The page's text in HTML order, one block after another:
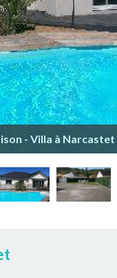
- Villa à Narcastet